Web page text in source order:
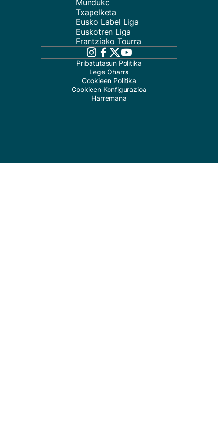
Munduko
Txapelketa
Eusko Label Liga
Euskotren Liga
Frantziako Tourra
Pribatutasun Politika
Lege Oharra
Cookieen Politika
Cookieen Konfigurazioa
Harremana